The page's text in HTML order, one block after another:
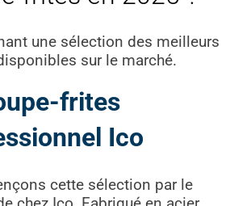
une sélection des meilleurs
sur le marché.
frites
Ico
cette sélection par le